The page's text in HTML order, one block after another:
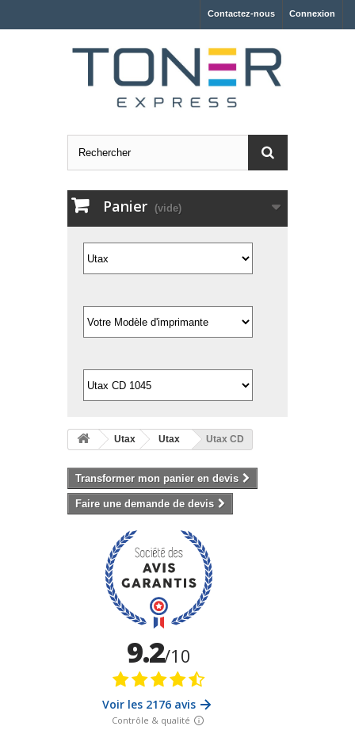
Connexion
Contactez-nous
Panier (vide)
Utax Utax Utax CD
Transformer mon panier en devis
Faire une demande de devis